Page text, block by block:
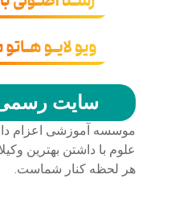
سایت رسمی
موسسه آموزشی اعزام
علوم با داشتن بهترین
هر لحظه کنار شماست.